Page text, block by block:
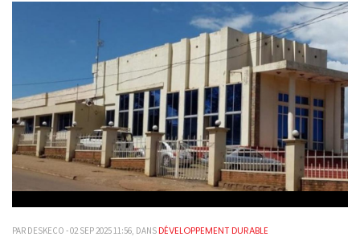
PAR DESKECO - 02 SEP 2025 11:56, DANS DÉVELOPPEMENT DURABLE